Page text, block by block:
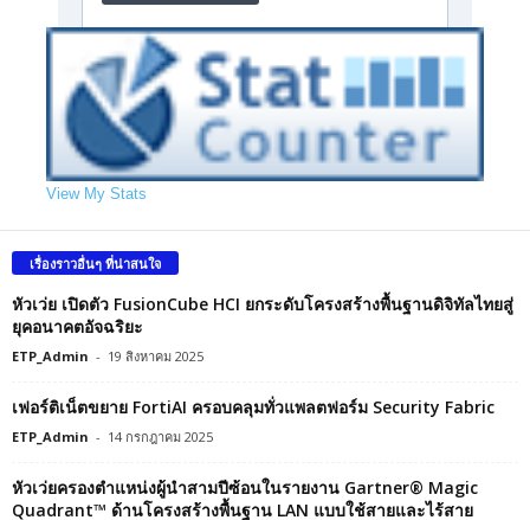
View My Stats
เรื่องราวอื่นๆ ที่น่าสนใจ
หัวเว่ย เปิดตัว FusionCube HCI ยกระดับโครงสร้างพื้นฐานดิจิทัลไทยสู่
ยุคอนาคตอัจฉริยะ
ETP_Admin - 19 สิงหาคม 2025
เฟอร์ติเน็ตขยาย FortiAI ครอบคลุมทั่วแพลตฟอร์ม Security Fabric
ETP_Admin - 14 กรกฎาคม 2025
หัวเว่ยครองตำแหน่งผู้นำสามปีซ้อนในรายงาน Gartner® Magic
Quadrant™ ด้านโครงสร้างพื้นฐาน LAN แบบใช้สายและไร้สาย